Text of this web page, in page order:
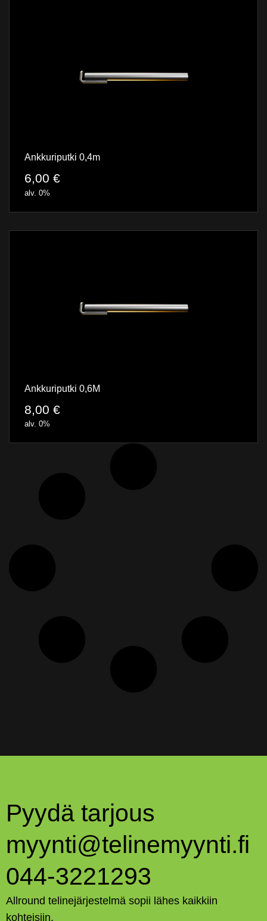
Ankkuriputki 0,4m
6,00 €
alv. 0%
Ankkuriputki 0,6M
8,00 €
alv. 0%
Pyydä tarjous
myynti@telinemyynti.fi
044-3221293
Allround telinejärjestelmä sopii lähes kaikkiin
kohteisiin.